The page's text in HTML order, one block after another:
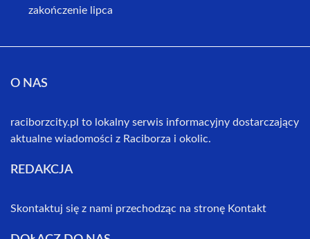
zakończenie lipca
O NAS
raciborzcity.pl to lokalny serwis informacyjny dostarczający
aktualne wiadomości z Raciborza i okolic.
REDAKCJA
Skontaktuj się z nami przechodząc na stronę Kontakt